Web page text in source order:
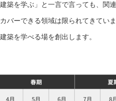
建築を学ぶ」と一言で言っても、
バーできる領域は限られてきてい
築を学べる場を創出します。